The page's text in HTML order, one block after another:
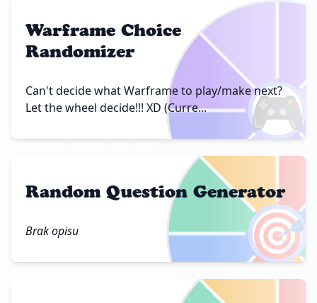
🎮
Warframe Choice
Randomizer
Can't decide what Warframe to play/make next?
Let the wheel decide!!! XD (Curre...
🎯
Random Question Generator
Brak opisu